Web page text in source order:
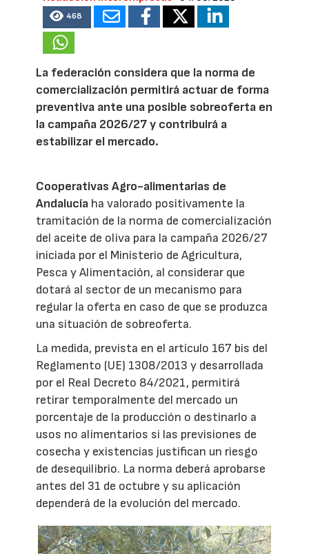
468
La federación considera que la norma de
comercialización permitirá actuar de forma
preventiva ante una posible sobreoferta en
la campaña 2026/27 y contribuirá a
estabilizar el mercado.
Cooperativas Agro-alimentarias de
Andalucía ha valorado positivamente la
tramitación de la norma de comercialización
del aceite de oliva para la campaña 2026/27
iniciada por el Ministerio de Agricultura,
Pesca y Alimentación, al considerar que
dotará al sector de un mecanismo para
regular la oferta en caso de que se produzca
una situación de sobreoferta.
La medida, prevista en el artículo 167 bis del
Reglamento (UE) 1308/2013 y desarrollada
por el Real Decreto 84/2021, permitirá
retirar temporalmente del mercado un
porcentaje de la producción o destinarlo a
usos no alimentarios si las previsiones de
cosecha y existencias justifican un riesgo
de desequilibrio. La norma deberá aprobarse
antes del 31 de octubre y su aplicación
dependerá de la evolución del mercado.